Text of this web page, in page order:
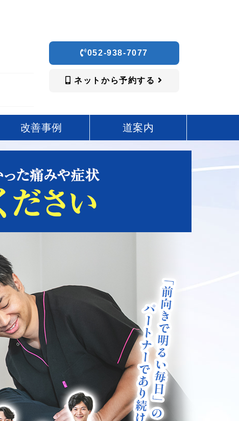
052-938-7077
ネットから予約する
改善事例 道案内